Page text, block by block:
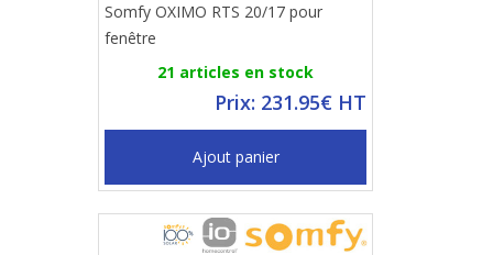
Somfy OXIMO RTS 20/17 pour
fenêtre
21 articles en stock
Prix: 231.95€ HT
Ajout panier